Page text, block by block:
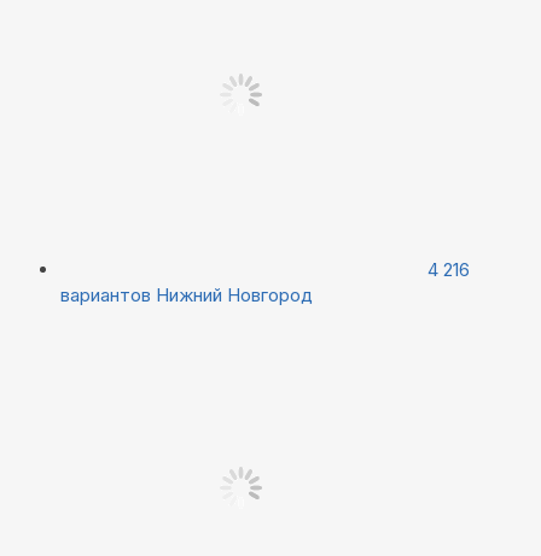
4 216
вариантов Нижний Новгород